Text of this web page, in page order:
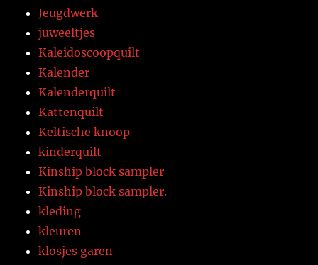
Jeugdwerk
juweeltjes
Kaleidoscoopquilt
Kalender
Kalenderquilt
Kattenquilt
Keltische knoop
kinderquilt
Kinship block sampler
Kinship block sampler.
kleding
kleuren
klosjes garen